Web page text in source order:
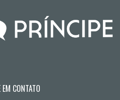
EM CONTATO